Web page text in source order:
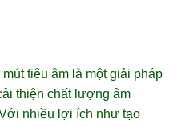
tiêu âm là một giải pháp
thiện chất lượng âm
nhiều lợi ích như tạo